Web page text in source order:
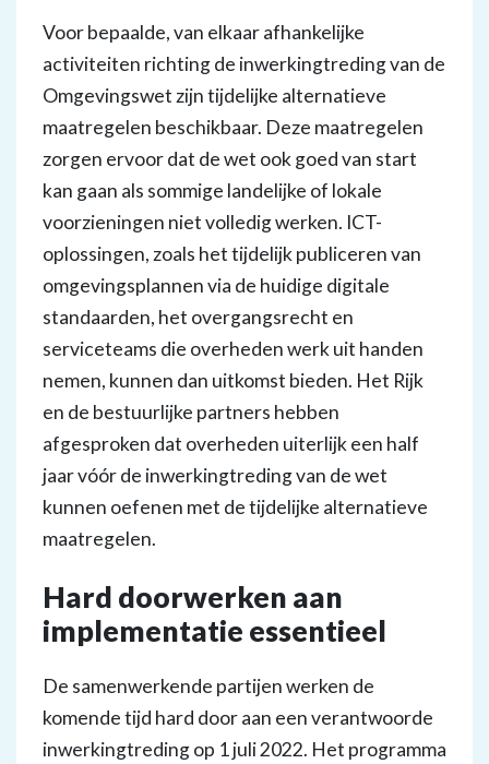
Voor bepaalde, van elkaar afhankelijke
activiteiten richting de inwerkingtreding van de
Omgevingswet zijn tijdelijke alternatieve
maatregelen beschikbaar. Deze maatregelen
zorgen ervoor dat de wet ook goed van start
kan gaan als sommige landelijke of lokale
voorzieningen niet volledig werken. ICT-
oplossingen, zoals het tijdelijk publiceren van
omgevingsplannen via de huidige digitale
standaarden, het overgangsrecht en
serviceteams die overheden werk uit handen
nemen, kunnen dan uitkomst bieden. Het Rijk
en de bestuurlijke partners hebben
afgesproken dat overheden uiterlijk een half
jaar vóór de inwerkingtreding van de wet
kunnen oefenen met de tijdelijke alternatieve
maatregelen.
Hard doorwerken aan
implementatie essentieel
De samenwerkende partijen werken de
komende tijd hard door aan een verantwoorde
inwerkingtreding op 1 juli 2022. Het programma